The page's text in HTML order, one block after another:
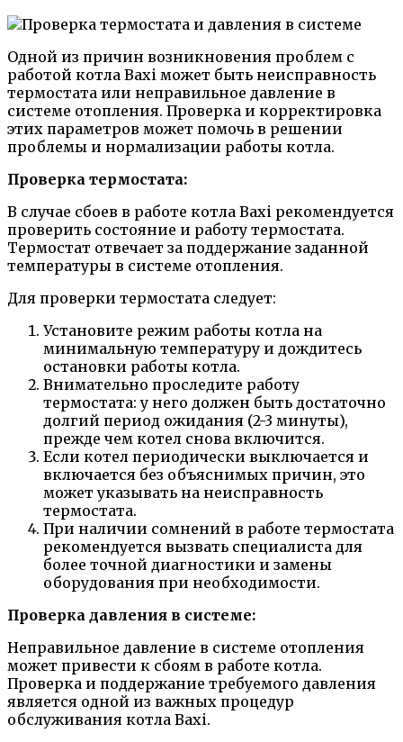
Одной из причин возникновения проблем с
работой котла Baxi может быть неисправность
термостата или неправильное давление в
системе отопления. Проверка и корректировка
этих параметров может помочь в решении
проблемы и нормализации работы котла.
Проверка термостата:
В случае сбоев в работе котла Baxi рекомендуется
проверить состояние и работу термостата.
Термостат отвечает за поддержание заданной
температуры в системе отопления.
Для проверки термостата следует:
Установите режим работы котла на
минимальную температуру и дождитесь
остановки работы котла.
Внимательно проследите работу
термостата: у него должен быть достаточно
долгий период ожидания (2-3 минуты),
прежде чем котел снова включится.
Если котел периодически выключается и
включается без объяснимых причин, это
может указывать на неисправность
термостата.
При наличии сомнений в работе термостата
рекомендуется вызвать специалиста для
более точной диагностики и замены
оборудования при необходимости.
Проверка давления в системе:
Неправильное давление в системе отопления
может привести к сбоям в работе котла.
Проверка и поддержание требуемого давления
является одной из важных процедур
обслуживания котла Baxi.